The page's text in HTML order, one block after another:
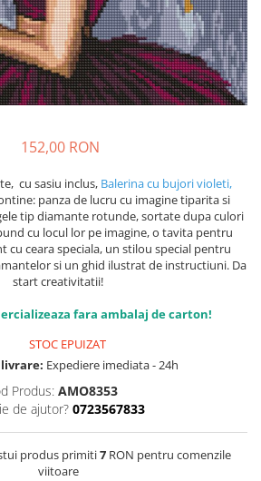
152,00 RON
cu sasiu inclus, Balerina cu bujori violeti,
panza de lucru cu imagine tiparita si
tip diamante rotunde, sortate dupa culori
cu locul lor pe imagine, o tavita pentru
cu ceara speciala, un stilou special pentru
si un ghid ilustrat de instructiuni. Da
start creativitatii!
fara ambalaj de carton!
STOC EPUIZAT
Expediere imediata - 24h
Produs: AMO8353
de ajutor? 0723567833
produs primiti7RON pentru comenzile
viitoare